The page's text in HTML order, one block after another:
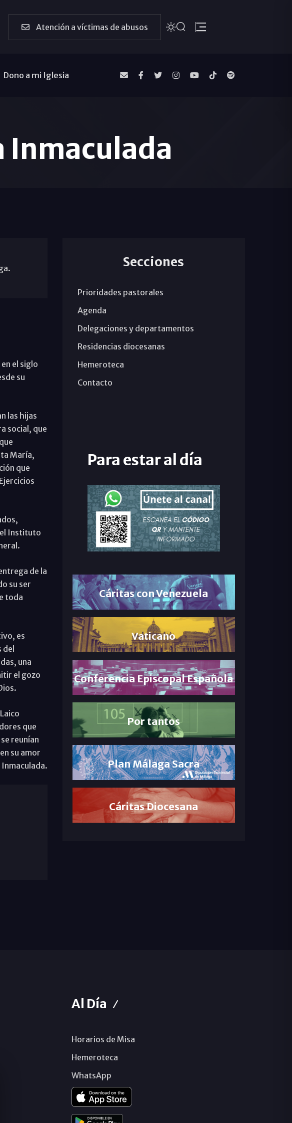
Atención a víctimas de abusos
Dono a mi Iglesia
Inmaculada
el siglo
su
las hijas
social, que
María,
que
el Instituto
de la
su ser
toda
es
una
el gozo
que
reunían
su amor
Secciones
Prioridades pastorales
Agenda
Delegaciones y departamentos
Residencias diocesanas
Hemeroteca
Contacto
Para estar al día
Cáritas con Venezuela
Vaticano
Conferencia Episcopal Española
Por tantos
Plan Málaga Sacra
Cáritas Diocesana
Al Día
Horarios de Misa
Hemeroteca
WhatsApp